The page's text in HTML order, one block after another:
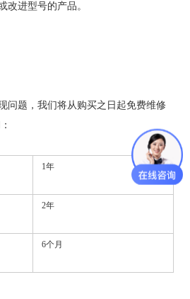
改进型号的产品。
问题，我们将从购买之日起免费维修
1年
2年
6个月